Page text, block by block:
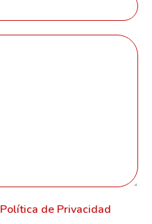
Política de Privacidad